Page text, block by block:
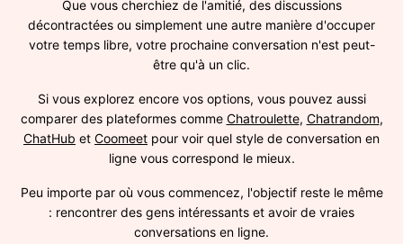
Que vous cherchiez de l'amitié, des discussions
décontractées ou simplement une autre manière d'occuper
votre temps libre, votre prochaine conversation n'est peut-
être qu'à un clic.
Si vous explorez encore vos options, vous pouvez aussi
comparer des plateformes comme Chatroulette, Chatrandom,
ChatHub et Coomeet pour voir quel style de conversation en
ligne vous correspond le mieux.
Peu importe par où vous commencez, l'objectif reste le même
: rencontrer des gens intéressants et avoir de vraies
conversations en ligne.